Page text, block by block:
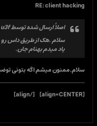
RE: client hacking
اصلاً ارسال شده توسطu3f
سلام .هک از طریق داس رو
یاد میدم بهنام جان.
سلام.ممنون میشم اگه بتونی
[align=CENTER]
[/align]